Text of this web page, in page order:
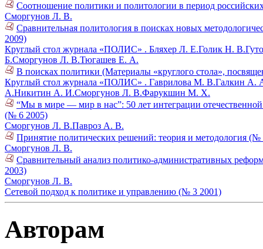
Соотношение политики и политологии в период
Сморгунов Л. В.
Сравнительная политология в поисках новых
2009)
Круглый стол журнала «ПОЛИС» . Бляхер Л. Е.Голик Н. В.
Б.Сморгунов Л. В.Тюгашев Е. А.
В поисках политики (Материалы «круглого стола»,
Круглый стол журнала «ПОЛИС» . Гаврилова М. В.Галкин А.
А.Никитин А. И.Сморгунов Л. В.Фарукшин М. Х.
“Мы в мире — мир в нас”: 50 лет интеграции
(№ 6 2005)
Сморгунов Л. В.Павроз А. В.
Принятие политических решений: теория и методология (№
Сморгунов Л. В.
Сравнительный анализ политико-административных
2003)
Сморгунов Л. В.
Сетевой подход к политике и управлению (№ 3 2001)
Авторам